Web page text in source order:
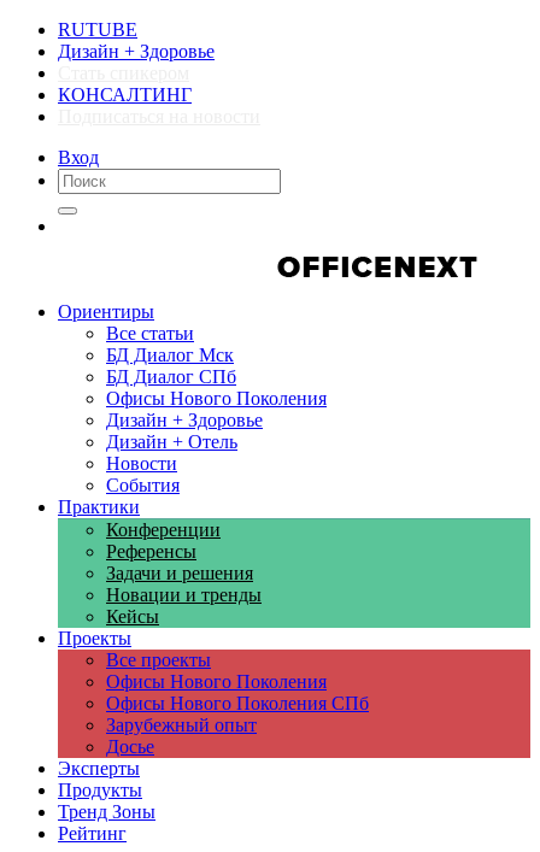
RUTUBE
Дизайн + Здоровье
КОНСАЛТИНГ
Вход
Ориентиры
Все статьи
БД Диалог Мск
БД Диалог СПб
Офисы Нового Поколения
Дизайн + Здоровье
Дизайн + Отель
Новости
События
Практики
Конференции
Референсы
Задачи и решения
Новации и тренды
Кейсы
Проекты
Все проекты
Офисы Нового Поколения
Офисы Нового Поколения СПб
Зарубежный опыт
Досье
Эксперты
Продукты
Тренд Зоны
Рейтинг